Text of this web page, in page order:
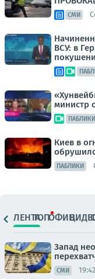
СМИ
ВСУ: в
министр
ПАБЛИКИ
Киев в
ПАБЛИКИ
ЛЕНТАТОПОФИЦ.
Запад
СМИ 19:42